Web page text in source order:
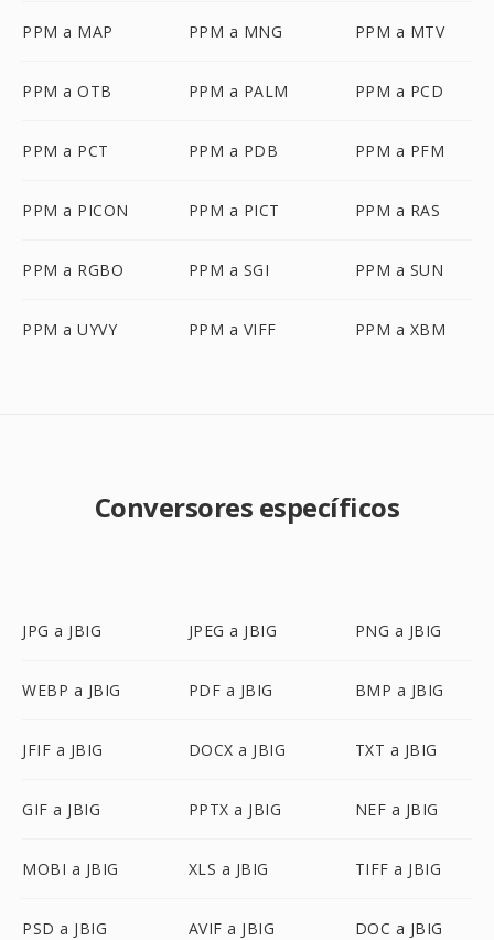
PPM a MAP PPM a MNG PPM a MTV
PPM a OTB PPM a PALM PPM a PCD
PPM a PCT PPM a PDB PPM a PFM
PPM a PICON PPM a PICT PPM a RAS
PPM a RGBO PPM a SGI PPM a SUN
PPM a UYVY PPM a VIFF PPM a XBM
Conversores específicos
JPG a JBIG JPEG a JBIG PNG a JBIG
WEBP a JBIG PDF a JBIG BMP a JBIG
JFIF a JBIG DOCX a JBIG TXT a JBIG
GIF a JBIG PPTX a JBIG NEF a JBIG
MOBI a JBIG XLS a JBIG TIFF a JBIG
PSD a JBIG AVIF a JBIG DOC a JBIG